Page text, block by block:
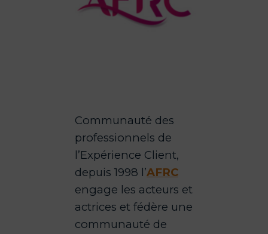
Communauté des
professionnels de
l’Expérience Client,
depuis 1998 l’AFRC
engage les acteurs et
actrices et fédère une
communauté de